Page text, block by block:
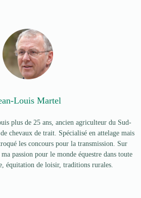
Louis Martel
plus de 25 ans, ancien agriculteur du Sud-
chevaux de trait. Spécialisé en attelage mais
les concours pour la transmission. Sur
passion pour le monde équestre dans toute
équitation de loisir, traditions rurales.